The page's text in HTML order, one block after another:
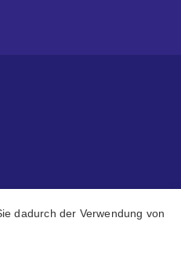
dadurch der Verwendung von